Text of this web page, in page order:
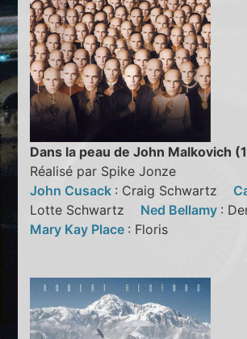
Dans la peau de John Malkovich
Réalisé par Spike Jonze
John Cusack : Craig Schwartz
Lotte Schwartz Ned Bellamy :
Mary Kay Place : Floris